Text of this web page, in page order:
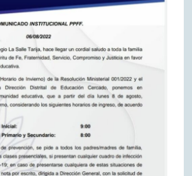
August
de
2022